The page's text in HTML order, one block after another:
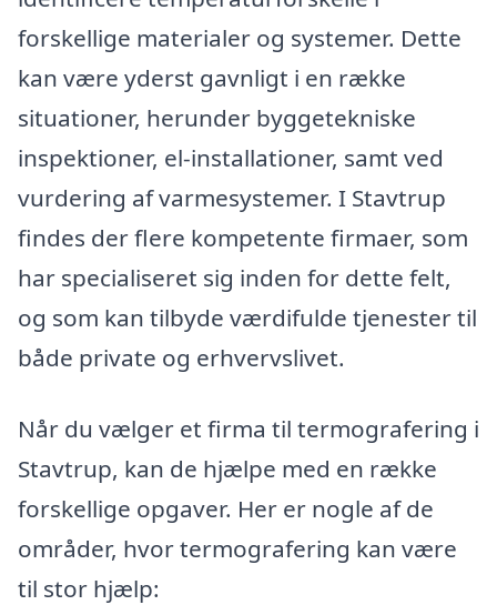
forskellige materialer og systemer. Dette
kan være yderst gavnligt i en række
situationer, herunder byggetekniske
inspektioner, el-installationer, samt ved
vurdering af varmesystemer. I Stavtrup
findes der flere kompetente firmaer, som
har specialiseret sig inden for dette felt,
og som kan tilbyde værdifulde tjenester til
både private og erhvervslivet.
Når du vælger et firma til termografering i
Stavtrup, kan de hjælpe med en række
forskellige opgaver. Her er nogle af de
områder, hvor termografering kan være
til stor hjælp: